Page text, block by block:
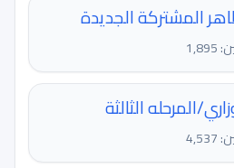
المشتركة الجديدة
المرحله الثالثة